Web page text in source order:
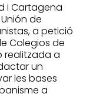
i Cartagena
de
a petició
Colegios de
realitzada a
un
les bases
a